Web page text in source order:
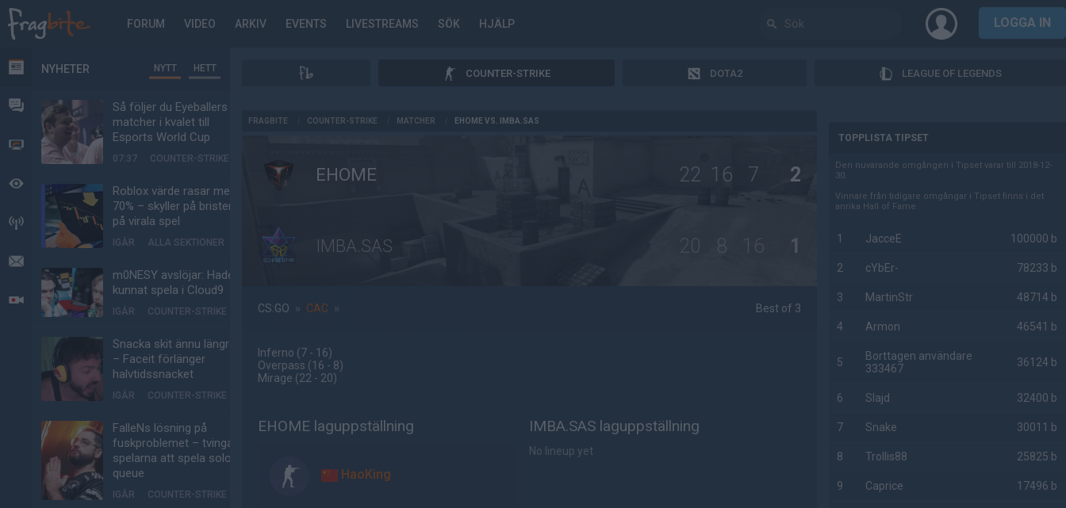
FORUM VIDEO ARKIV EVENTS LIVESTREAMS SÖK HJÄLP LOGGA IN
NYHETER
FORUM
VIDEO
BEVAKAT
HÄNDELSER
LIVESÄNDNINGAR
NYHETER NYTT HETT
Så följer du Eyeballers
matcher i kvalet till
Esports World Cup
07:37 COUNTER-STRIKE
Roblox värde rasar med
70% – skyller på bristen
på virala spel
IGÅR ALLA SEKTIONER
m0NESY avslöjar: Hade
kunnat spela i Cloud9
IGÅR COUNTER-STRIKE
Snacka skit ännu längre
– Faceit förlänger
halvtidssnacket
IGÅR COUNTER-STRIKE
FalleNs lösning på
fuskproblemet – tvinga
spelarna att spela solo-
queue
IGÅR COUNTER-STRIKE
COUNTER-STRIKE DOTA2 LEAGUE OF LEGENDS
FRAGBITE COUNTER-STRIKE MATCHER EHOME VS. IMBA.SAS
EHOME 22 16 7 2
IMBA.SAS 20 8 16 1
CS:GO » CAC » Best of 3
Inferno (7 - 16)
Overpass (16 - 8)
Mirage (22 - 20)
EHOME laguppställning
HaoKing
IMBA.SAS laguppställning
No lineup yet
TOPPLISTA TIPSET
Den nuvarande omgången i Tipset varar till 2018-12-
30.
Vinnare från tidigare omgångar i Tipset finns i det
anrika Hall of Fame.
1 JacceE 100000 b
2 cYbEr- 78233 b
3 MartinStr 48714 b
4 Armon 46541 b
5
Borttagen användare
333467
36124 b
6 Slajd 32400 b
7 Snake 30011 b
8 Trollis88 25825 b
9 Caprice 17496 b